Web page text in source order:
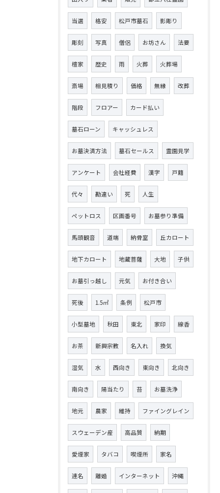
当選 格安 松戸市墓石 影彫り
彫刻 写真 僧侶 お坊さん 法要
檀家 歴史 雨 火葬 火葬場
斎場 相見積り 価格 無縁 改葬
階段 フロアー カード払い
墓石ローン キャッシュレス
お墓決済方法 墓石セールス 霊園見学
アンケート 会社経費 漢字 戸籍
代々 勘違い 死 人生
ペットロス 区画番号 お墓参り準備
馬頭観音 道端 納骨室 丘カロート
地下カロート 地蔵菩薩 大地 子供
お墓引っ越し 元気 お付き合い
死後 1.5㎡ 条例 松戸市
小型墓地 秋田 東北 家印 線香
お茶 新興宗教 名入れ 換気
湿気 水 西向き 東向き 北向き
南向き 陽当たり 苔 お墓洗浄
地元 農家 維持 ファイングレイン
スウェーデン産 高品質 納期
愛煙家 タバコ 喫煙所 家名
連名 離婚 インターネット 沖縄